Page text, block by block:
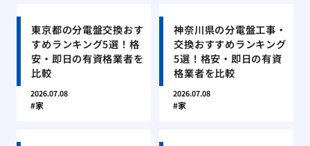
東京都の分電盤交換おす
すめランキング5選！格
安・即日の有資格業者を
比較
2026.07.08
家
神奈川県の分電盤工事・
交換おすすめランキング
5選！格安・即日の有資
格業者を比較
2026.07.08
家